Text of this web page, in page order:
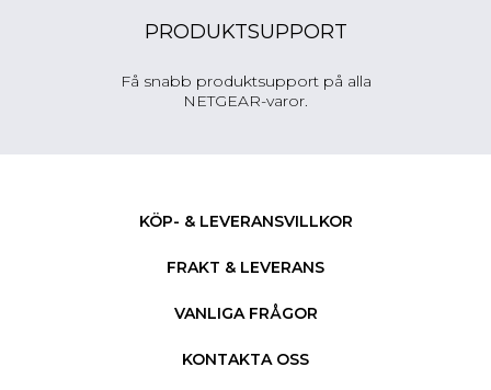
PRODUKTSUPPORT
Få snabb produktsupport på alla
NETGEAR-varor.
KÖP- & LEVERANSVILLKOR
FRAKT & LEVERANS
VANLIGA FRÅGOR
KONTAKTA OSS